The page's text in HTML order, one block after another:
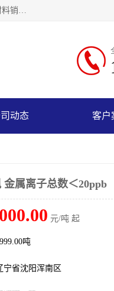
沈阳默塔化学有限公司经营范围包括：化工产品销售，专用化学产品销售，非食用盐销售，食品添加剂销售，高性能密封材料销售，涂料销售，合成材料销售，工程塑料及合成树脂销售等；主要产品有高纯电子级环丁砜，总金属离子可控制在ppb级别、纯度高、颜色浅、耐高温分解时间长，特别适合于半导体制造，硅片晶圆制造，清洗湿电子化学品，锂电池电解液，电子油墨，特种材料等高端行业；也适用于医药合成。
动态 客户
金属离子总数＜20ppb
元/吨 起
吨
宁省沈阳浑南区